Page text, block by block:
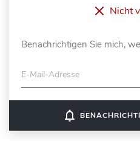
Nicht
Benachrichtigen Sie mich,
E-Mail-Adresse
notifications_none